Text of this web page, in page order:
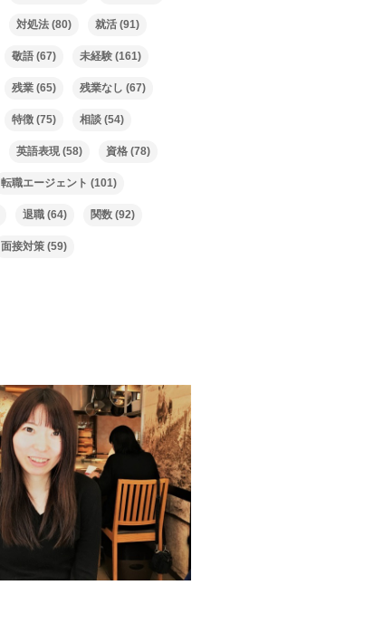
対処法 (80) 就活 (91)
敬語 (67) 未経験 (161)
残業 (65) 残業なし (67)
特徴 (75) 相談 (54)
英語表現(58) 資格 (78)
転職エージェント (101)
退職 (64) 関数 (92)
面接対策 (59)